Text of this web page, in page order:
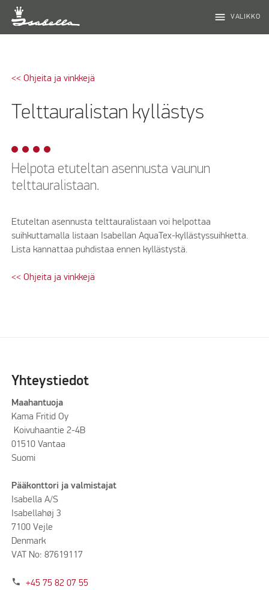
menu VALIKKO
<< Ohjeita ja vinkkejä
Telttauralistan kyllästys
Helpota etuteltan asennusta vaunun
telttauralistaan.
Etuteltan asennusta telttauralistaan voi helpottaa
suihkuttamalla listaan Isabellan AquaTex-kyllästyssuihketta.
Lista kannattaa puhdistaa ennen kyllästystä.
<< Ohjeita ja vinkkejä
Yhteystiedot
Maahantuoja
Kama Fritid Oy
Koivuhaantie 2-4B
01510 Vantaa
Suomi
Pääkonttori ja valmistajat
Isabella A/S
Isabellahøj 3
7100 Vejle
Denmark
VAT No: 87619117
phone +45 75 82 07 55